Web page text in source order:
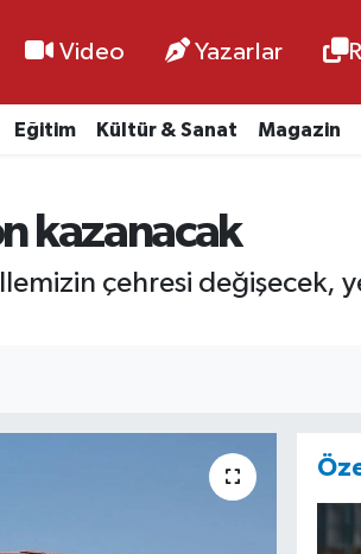
Video Yazarlar
Eğitim Kültür & Sanat Magazin
kazanacak
çehresi değişecek,